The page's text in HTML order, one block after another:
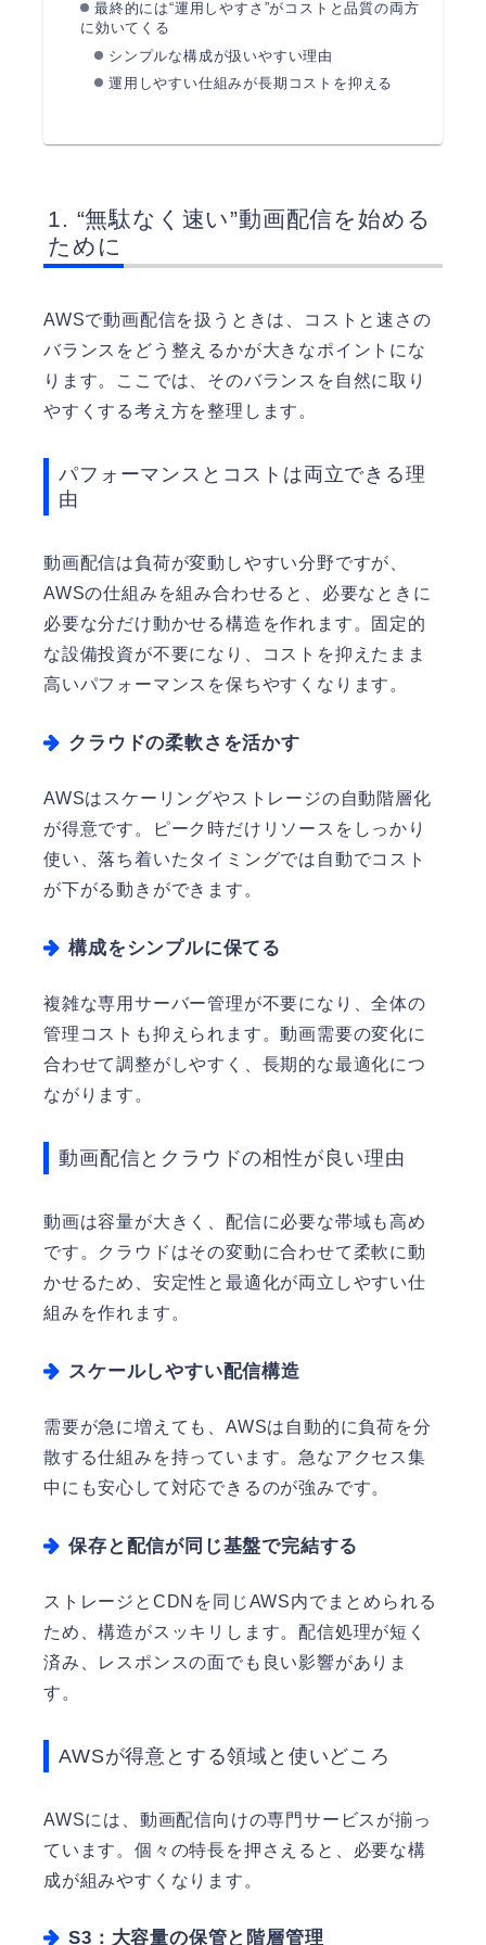
最終的には“運用しやすさ”がコストと品質の両方
に効いてくる
シンプルな構成が扱いやすい理由
運用しやすい仕組みが長期コストを抑える
“無駄なく速い”動画配信を始める
ために
AWSで動画配信を扱うときは、コストと速さの
バランスをどう整えるかが大きなポイントにな
ります。ここでは、そのバランスを自然に取り
やすくする考え方を整理します。
パフォーマンスとコストは両立できる理
由
動画配信は負荷が変動しやすい分野ですが、
AWSの仕組みを組み合わせると、必要なときに
必要な分だけ動かせる構造を作れます。固定的
な設備投資が不要になり、コストを抑えたまま
高いパフォーマンスを保ちやすくなります。
クラウドの柔軟さを活かす
AWSはスケーリングやストレージの自動階層化
が得意です。ピーク時だけリソースをしっかり
使い、落ち着いたタイミングでは自動でコスト
が下がる動きができます。
構成をシンプルに保てる
複雑な専用サーバー管理が不要になり、全体の
管理コストも抑えられます。動画需要の変化に
合わせて調整がしやすく、長期的な最適化につ
ながります。
動画配信とクラウドの相性が良い理由
動画は容量が大きく、配信に必要な帯域も高め
です。クラウドはその変動に合わせて柔軟に動
かせるため、安定性と最適化が両立しやすい仕
組みを作れます。
スケールしやすい配信構造
需要が急に増えても、AWSは自動的に負荷を分
散する仕組みを持っています。急なアクセス集
中にも安心して対応できるのが強みです。
保存と配信が同じ基盤で完結する
ストレージとCDNを同じAWS内でまとめられる
ため、構造がスッキリします。配信処理が短く
済み、レスポンスの面でも良い影響がありま
す。
AWSが得意とする領域と使いどころ
AWSには、動画配信向けの専門サービスが揃っ
ています。個々の特長を押さえると、必要な構
成が組みやすくなります。
S3：大容量の保管と階層管理